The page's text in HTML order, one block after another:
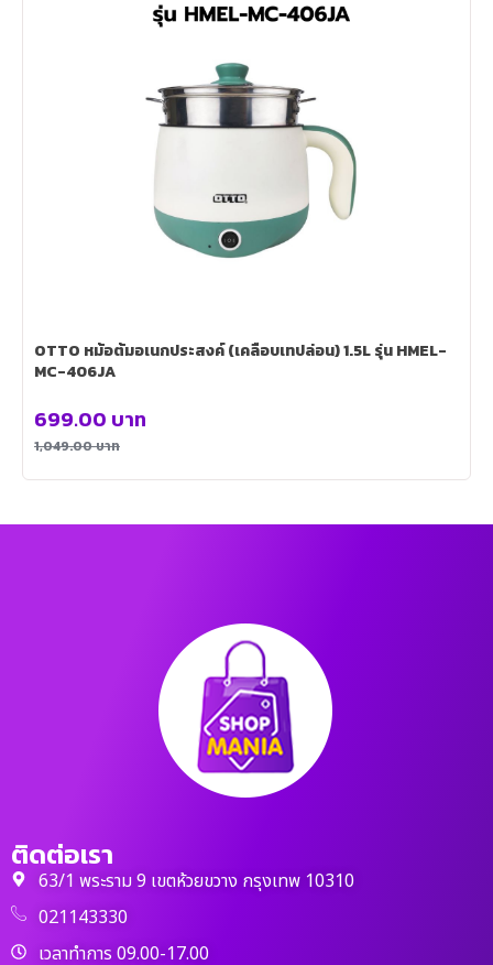
OTTO หม้อต้มอเนกประสงค์ (เคลือบเทปล่อน) 1.5L รุ่น HMEL-
MC-406JA
1,049.00บาท
699.00 บาท
ติดต่อเรา
63/1 พระราม 9 เขตห้วยขวาง กรุงเทพ 10310
021143330
เวลาทำการ 09.00-17.00